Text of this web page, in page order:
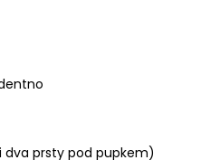
dva prsty pod pupkem)